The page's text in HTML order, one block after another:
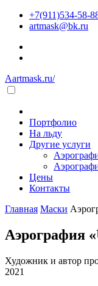
+7(911)534-58-
artmask@bk.ru
Aartmask.ru/
Портфолио
На льду
Другие услуги
Цены
Контакты
Главная Маски
Аэрография
Художник и автор
2021